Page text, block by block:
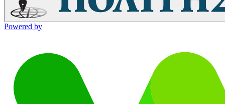
Powered by